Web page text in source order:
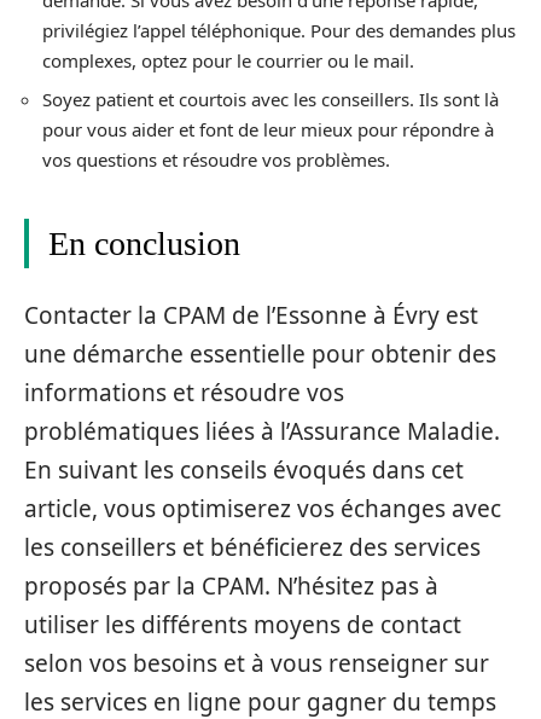
privilégiez l’appel téléphonique. Pour des demandes plus
complexes, optez pour le courrier ou le mail.
Soyez patient et courtois avec les conseillers. Ils sont là
pour vous aider et font de leur mieux pour répondre à
vos questions et résoudre vos problèmes.
En conclusion
Contacter la CPAM de l’Essonne à Évry est
une démarche essentielle pour obtenir des
informations et résoudre vos
problématiques liées à l’Assurance Maladie.
En suivant les conseils évoqués dans cet
article, vous optimiserez vos échanges avec
les conseillers et bénéficierez des services
proposés par la CPAM. N’hésitez pas à
utiliser les différents moyens de contact
selon vos besoins et à vous renseigner sur
les services en ligne pour gagner du temps